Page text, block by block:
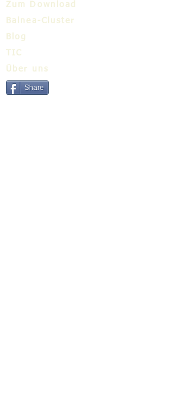
Zum Download
Balnea-Cluster
Blog
TIC
Über uns
Share